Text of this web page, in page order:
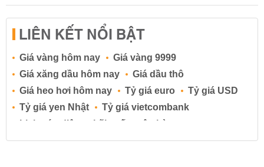
LIÊN KẾT NỔI BẬT
Giá vàng hôm nay
Giá vàng 9999
Giá xăng dầu hôm nay
Giá dầu thô
Giá heo hơi hôm nay
Tỷ giá euro
Tỷ giá USD
Tỷ giá yen Nhật
Tỷ giá vietcombank
Lịch cúp điện
Lãi suất ngân hàng
Lãi suất tiết kiệm
Lãi suất tiền gửi